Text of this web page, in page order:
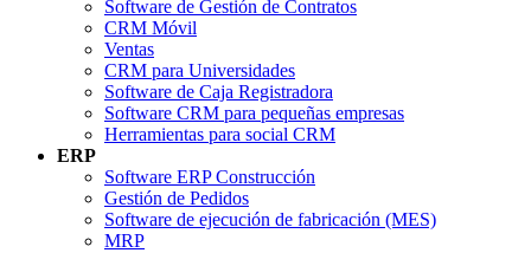
Software de Gestión de Contratos
CRM Móvil
Ventas
CRM para Universidades
Software de Caja Registradora
Software CRM para pequeñas empresas
Herramientas para social CRM
ERP
Software ERP Construcción
Gestión de Pedidos
Software de ejecución de fabricación (MES)
MRP